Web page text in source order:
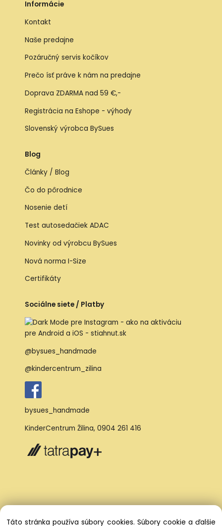
Informácie
Kontakt
Naše predajne
Pozáručný servis kočíkov
Prečo ísť práve k nám na predajne
Doprava ZDARMA nad 59 €,-
Registrácia na Eshope - výhody
Slovenský výrobca BySues
Blog
Články / Blog
Čo do pôrodnice
Nosenie detí
Test autosedačiek ADAC
Novinky od výrobcu BySues
Nová norma I-Size
Certifikáty
Sociálne siete / Platby
@bysues_handmade
@kindercentrum_zilina
bysues_handmade
KinderCentrum Žilina, 0904 261 416
Táto stránka používa súbory cookies. Súbory cookie a ďalšie